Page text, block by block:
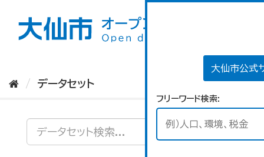
大仙市公式
フリーワード検索
データセット